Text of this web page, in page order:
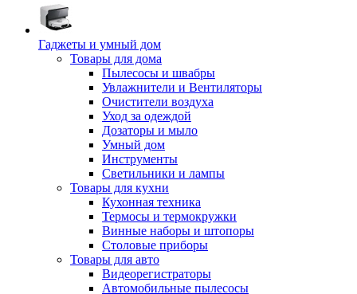
Гаджеты и умный дом
Товары для дома
Пылесосы и швабры
Увлажнители и Вентиляторы
Очистители воздуха
Уход за одеждой
Дозаторы и мыло
Умный дом
Инструменты
Светильники и лампы
Товары для кухни
Кухонная техника
Термосы и термокружки
Винные наборы и штопоры
Столовые приборы
Товары для авто
Видеорегистраторы
Автомобильные пылесосы